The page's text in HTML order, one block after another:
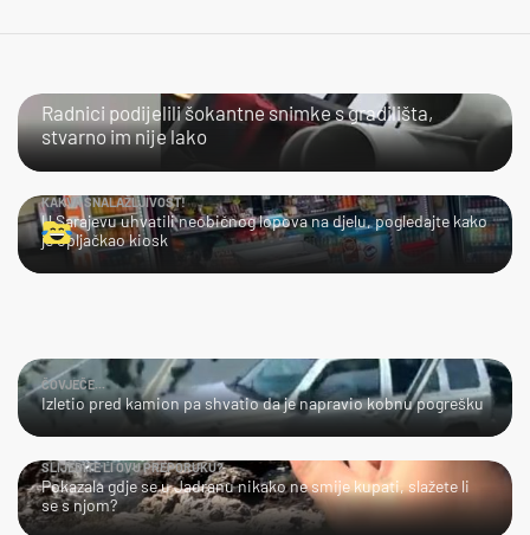
NIJE IM LAKO
Radnici podijelili šokantne snimke s gradilišta,
stvarno im nije lako
KAKVA SNALAŽLJIVOST!
U Sarajevu uhvatili neobičnog lopova na djelu, pogledajte kako
je opljačkao kiosk
ČOVJEČE...
Izletio pred kamion pa shvatio da je napravio kobnu pogrešku
SLIJEDITE LI OVU PREPORUKU?
Pokazala gdje se u Jadranu nikako ne smije kupati, slažete li
se s njom?